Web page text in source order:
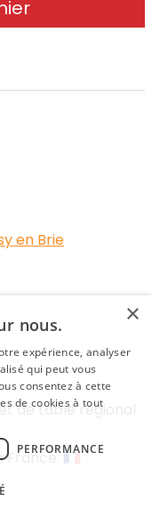
en Brie
de table régional
France. 🇫🇷
×
nous.
expérience, analyser
qui peut vous
consentez à cette
de cookies à tout
PERFORMANCE